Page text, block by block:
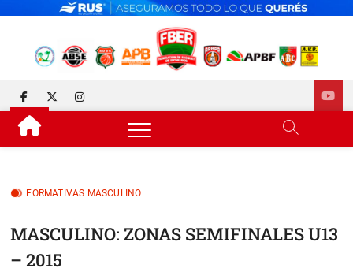
FEDERACIÓN DE BÁSQUET
DE ENTRE RÍOS
facebook
twitterinstagram
FORMATIVAS MASCULINO
MASCULINO: ZONAS SEMIFINALES U13
– 2015